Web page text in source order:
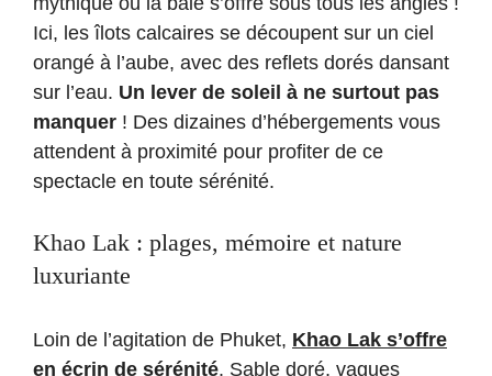
Ici, les îlots calcaires se découpent sur un ciel
orangé à l’aube, avec des reflets dorés dansant
sur l’eau. Un lever de soleil à ne surtout pas
manquer ! Des dizaines d’hébergements vous
attendent à proximité pour profiter de ce
spectacle en toute sérénité.
Khao Lak : plages, mémoire et nature
luxuriante
Loin de l’agitation de Phuket, Khao Lak s’offre
en écrin de sérénité. Sable doré, vagues